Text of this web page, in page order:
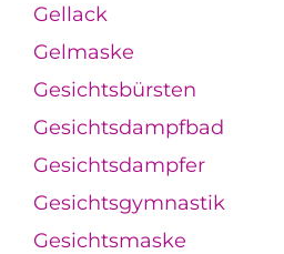
Gellack
Gelmaske
Gesichtsbürsten
Gesichtsdampfbad
Gesichtsdampfer
Gesichtsgymnastik
Gesichtsmaske